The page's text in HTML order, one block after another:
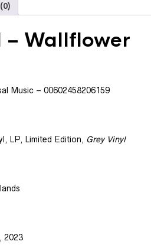
– Wallflower
Music – 00602458206159
, LP, Limited Edition, Grey Vinyl
2023